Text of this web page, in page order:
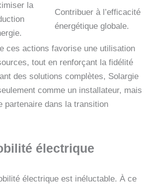
la
Contribuer à l’efficacité
énergétique globale.
ces actions favorise une utilisation
tout en renforçant la fidélité
des solutions complètes, Solargie
comme un installateur, mais
partenaire dans la transition
électrique
électrique est inéluctable. À ce